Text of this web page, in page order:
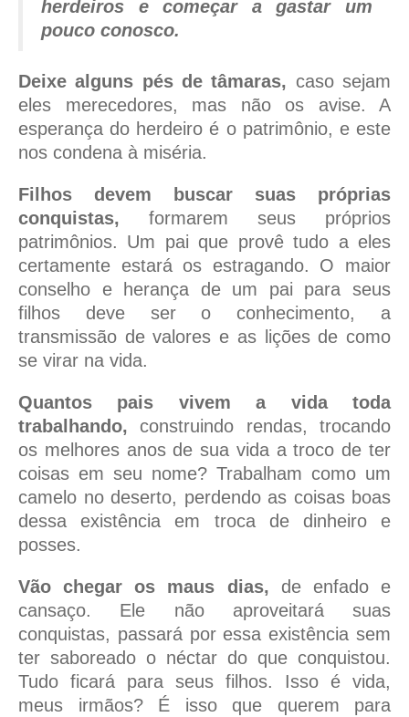
herdeiros e começar a gastar um
pouco conosco.
Deixe alguns pés de tâmaras, caso sejam
eles merecedores, mas não os avise. A
esperança do herdeiro é o patrimônio, e este
nos condena à miséria.
Filhos devem buscar suas próprias
conquistas, formarem seus próprios
patrimônios. Um pai que provê tudo a eles
certamente estará os estragando. O maior
conselho e herança de um pai para seus
filhos deve ser o conhecimento, a
transmissão de valores e as lições de como
se virar na vida.
Quantos pais vivem a vida toda
trabalhando, construindo rendas, trocando
os melhores anos de sua vida a troco de ter
coisas em seu nome? Trabalham como um
camelo no deserto, perdendo as coisas boas
dessa existência em troca de dinheiro e
posses.
Vão chegar os maus dias, de enfado e
cansaço. Ele não aproveitará suas
conquistas, passará por essa existência sem
ter saboreado o néctar do que conquistou.
Tudo ficará para seus filhos. Isso é vida,
meus irmãos? É isso que querem para